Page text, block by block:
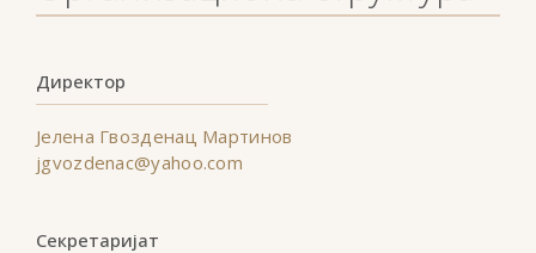
Директор
Јелена Гвозденац Мартинов
jgvozdenac@yahoo.com
Секретаријат